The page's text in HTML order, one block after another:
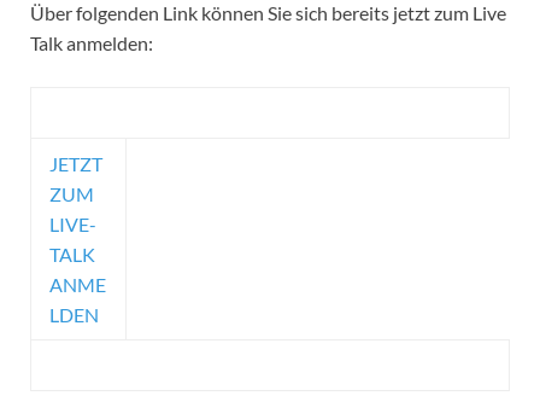
Über folgenden Link können Sie sich bereits jetzt zum Live
Talk anmelden:
JETZT
ZUM
LIVE-
TALK
ANME
LDEN